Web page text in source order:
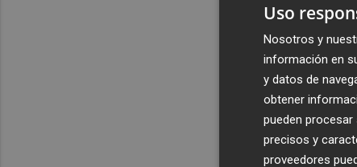
Uso
Nosotros y
información en
y datos de
obtener
pueden
precisos y
proveedores